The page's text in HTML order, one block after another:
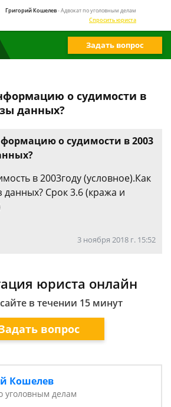
Григорий Кошелев- Адвокат по уголовным делам
Спросить юриста
Задать вопрос
о судимости в
данных?
о судимости в 2003
в 2003году (условное).Как
данных? Срок 3.6 (кража и
3 ноября 2018 г. 15:52
юриста онлайн
в течении 15 минут
вопрос
Кошелев
уголовным делам